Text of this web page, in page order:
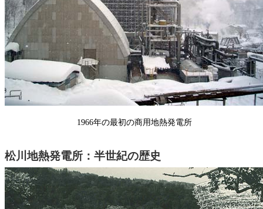
1966年の最初の商用地熱発電所
松川地熱発電所：半世紀の歴史